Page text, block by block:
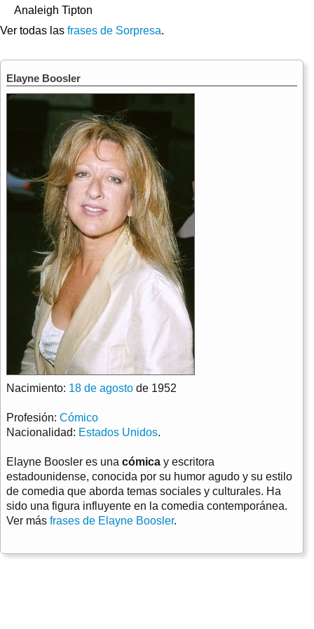
Analeigh Tipton
Ver todas las frases de Sorpresa.
Elayne Boosler
Nacimiento: 18 de agosto de 1952
Profesión: Cómico
Nacionalidad: Estados Unidos.
Elayne Boosler es una cómica y escritora
estadounidense, conocida por su humor agudo y su estilo
de comedia que aborda temas sociales y culturales. Ha
sido una figura influyente en la comedia contemporánea.
Ver más frases de Elayne Boosler.